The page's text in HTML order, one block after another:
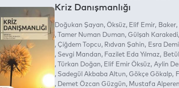
Kriz Danışmanlığı
Doğukan Şayan Öksüz Elif Emir Baker
Tamer Numan Duman
Gülşah Karakedi
Çiğdem Topcu
Rıdvan Şahin Esra
Sevgi Mandan
Fazilet Eda Yılmaz
Türkan Doğan
Elif Emir Öksüz Aylin
Sadegül Akbaba Altun
Gökçe Gökalp
Demet Özcan Güzgün
Mustafa